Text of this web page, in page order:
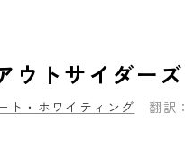
ウトサイダーズ
ト・ホワイティング 翻訳：